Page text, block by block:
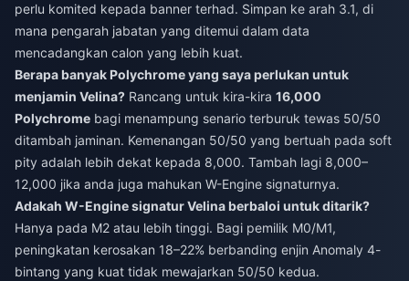
perlu komited kepada banner terhad. Simpan ke arah 3.1, di
mana pengarah jabatan yang ditemui dalam data
mencadangkan calon yang lebih kuat.
Berapa banyak Polychrome yang saya perlukan untuk
menjamin Velina? Rancang untuk kira-kira 16,000
Polychrome bagi menampung senario terburuk tewas 50/50
ditambah jaminan. Kemenangan 50/50 yang bertuah pada soft
pity adalah lebih dekat kepada 8,000. Tambah lagi 8,000–
12,000 jika anda juga mahukan W-Engine signaturnya.
Adakah W-Engine signatur Velina berbaloi untuk ditarik?
Hanya pada M2 atau lebih tinggi. Bagi pemilik M0/M1,
peningkatan kerosakan 18–22% berbanding enjin Anomaly 4-
bintang yang kuat tidak mewajarkan 50/50 kedua.